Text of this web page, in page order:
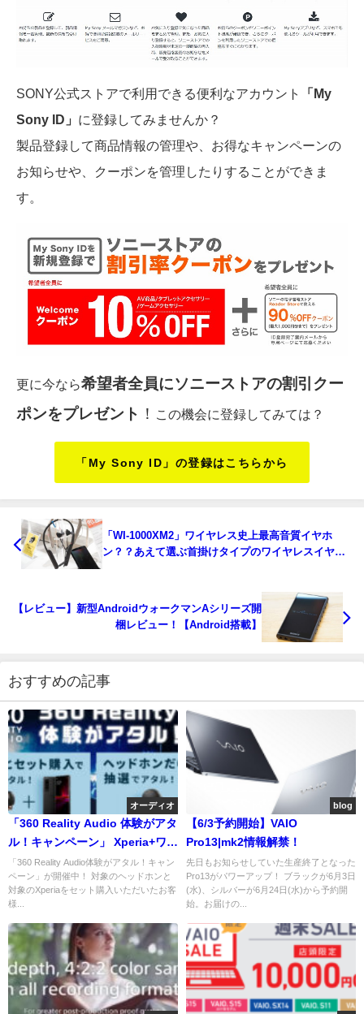
SONY公式ストアで利用できる便利なアカウント
「My
Sony ID」 に登録してみませんか？
製品登録して商品情報の管理や、お得なキャンペーンの
お知らせや、クーポンを管理したりすることができま
す。
更に今なら希望者全員にソニーストアの割引クー
ポンをプレゼント ！ この機会に登録してみては？
「My Sony ID」の登録はこちらから
「WI-1000XM2」ワイヤレス史上最高音質イヤホ
ン？？あえて選ぶ首掛けタイプのワイヤレスイヤホ
【レビュー】新型AndroidウォークマンAシリーズ開
梱レビュー！【Android搭載】
おすすめの記事
オーディオ
「360 Reality Audio 体験がアタ
ル！キャンペーン」 Xperia+ワイ
ヤレスヘッドホンでアタル！ヘ
ッドホン単体でもOK！
「360 Reality Audio体験がアタル！キャン
ペーン」が開催中！ 対象のヘッドホンと
対象のXperiaをセット購入いただいたお客
様...
blog
【6/3予約開始】VAIO
Pro13|mk2情報解禁！
先日もお知らせしていた生産終了となった
Pro13がパワーアップ！ ブラックが6月3日
(水)、シルバーが6月24日(水)から予約開
始。お届けの...